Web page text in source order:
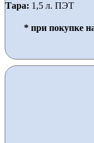
Тара: 1,5 л. ПЭТ
* при покупке